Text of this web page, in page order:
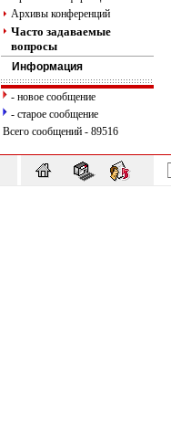
Архивы конференций
Часто задаваемые
вопросы
Информация
- новое сообщение
- старое сообщение
Всего сообщений - 89516